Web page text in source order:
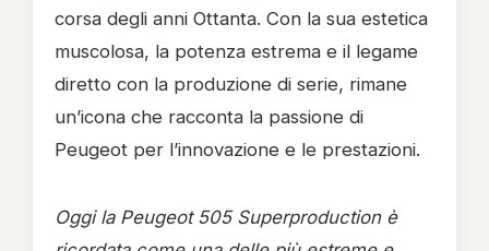
corsa degli anni Ottanta. Con la sua estetica
muscolosa, la potenza estrema e il legame
diretto con la produzione di serie, rimane
un’icona che racconta la passione di
Peugeot per l’innovazione e le prestazioni.
Oggi la Peugeot 505 Superproduction è